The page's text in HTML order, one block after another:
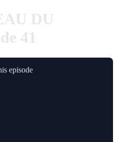
DU
41
episode